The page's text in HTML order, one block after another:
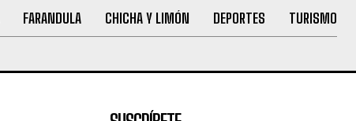
FARANDULA CHICHA Y LIMÓN DEPORTES TURISMO